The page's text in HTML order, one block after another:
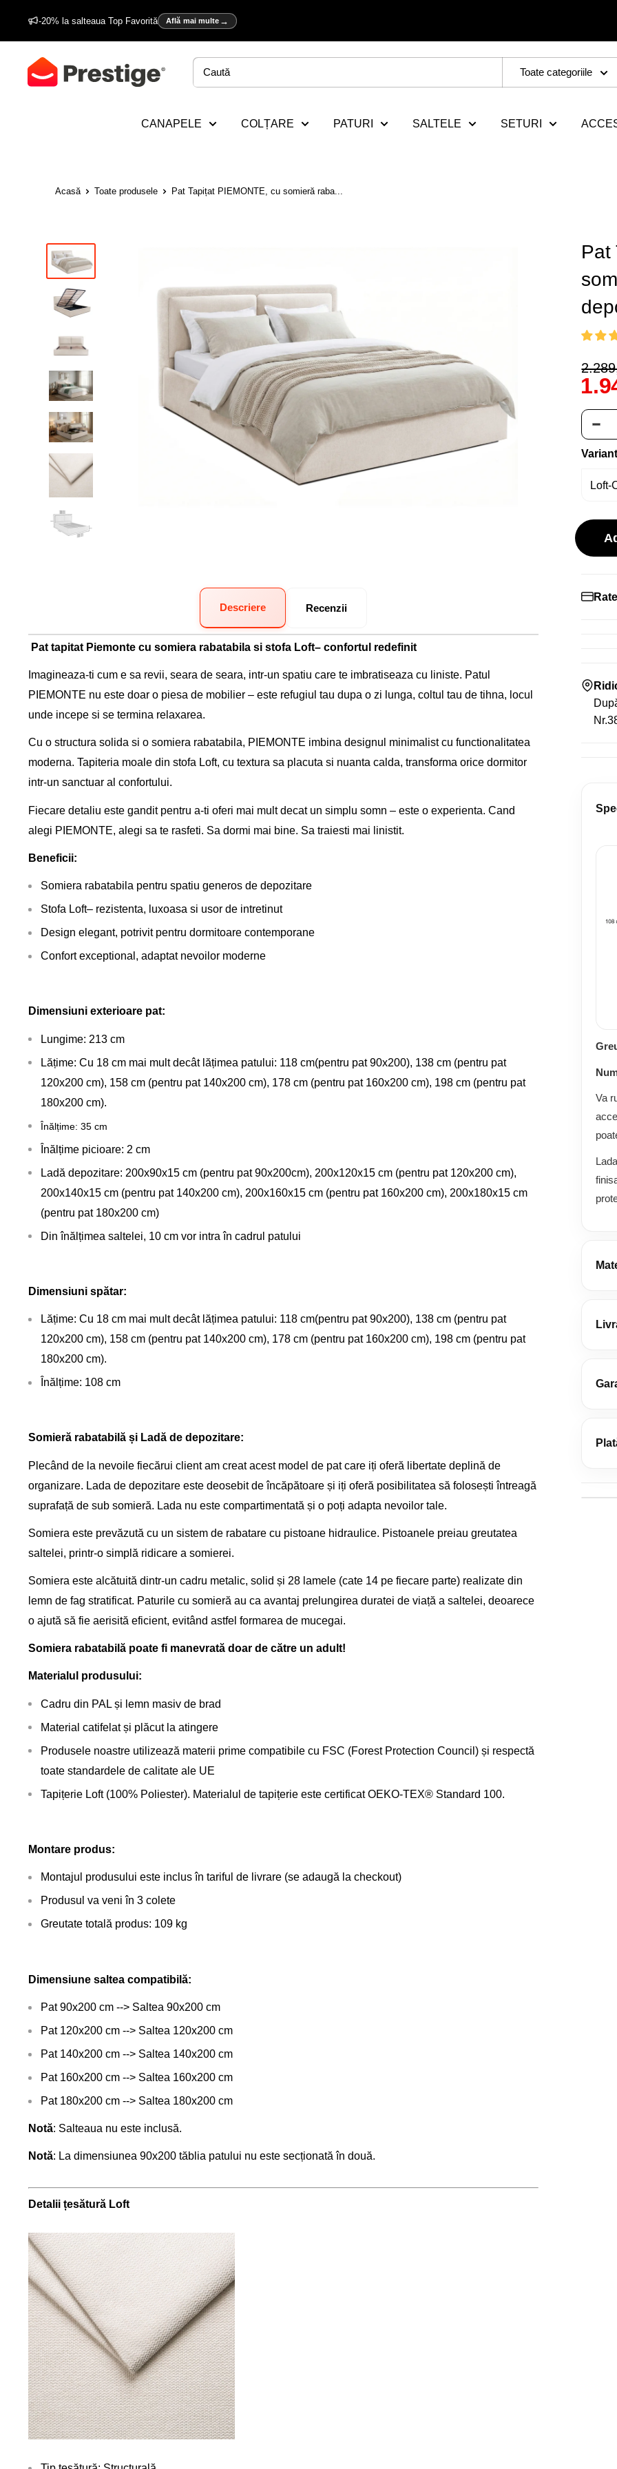
-20% la salteaua Top Favorită Află mai multe
Prestige
Home
Toate categoriile
CANAPELE COLȚARE PATURI SALTELE SETURI
Acasă Toate produsele Pat Tapițat PIEMONTE, cu somieră raba...
Pat
Va
din
Descriere Recenzii
Pat tapitat Piemonte cu somiera rabatabila si stofa Loft– confortul redefinit
Imagineaza-ti cum e sa revii, seara de seara, intr-un spatiu care te imbratiseaza cu liniste. Patul
PIEMONTE nu este doar o piesa de mobilier – este refugiul tau dupa o zi lunga, coltul tau de tihna, locul
unde incepe si se termina relaxarea.
Cu o structura solida si o somiera rabatabila, PIEMONTE imbina designul minimalist cu functionalitatea
moderna. Tapiteria moale din stofa Loft, cu textura sa placuta si nuanta calda, transforma orice dormitor
intr-un sanctuar al confortului.
Fiecare detaliu este gandit pentru a-ti oferi mai mult decat un simplu somn – este o experienta. Cand
alegi PIEMONTE, alegi sa te rasfeti. Sa dormi mai bine. Sa traiesti mai linistit.
Beneficii:
Somiera rabatabila pentru spatiu generos de depozitare
Stofa Loft– rezistenta, luxoasa si usor de intretinut
Design elegant, potrivit pentru dormitoare contemporane
Confort exceptional, adaptat nevoilor moderne
Dimensiuni exterioare pat:
Lungime: 213 cm
Lățime: Cu 18 cm mai mult decât lățimea patului: 118 cm(pentru pat 90x200), 138 cm (pentru pat
120x200 cm), 158 cm (pentru pat 140x200 cm), 178 cm (pentru pat 160x200 cm), 198 cm (pentru pat
180x200 cm).
Înălțime: 35 cm
Înălțime picioare: 2 cm
Ladă depozitare: 200x90x15 cm (pentru pat 90x200cm), 200x120x15 cm (pentru pat 120x200 cm),
200x140x15 cm (pentru pat 140x200 cm), 200x160x15 cm (pentru pat 160x200 cm), 200x180x15 cm
(pentru pat 180x200 cm)
Din înălțimea saltelei, 10 cm vor intra în cadrul patului
Dimensiuni spătar:
Lățime: Cu 18 cm mai mult decât lățimea patului: 118 cm(pentru pat 90x200), 138 cm (pentru pat
120x200 cm), 158 cm (pentru pat 140x200 cm), 178 cm (pentru pat 160x200 cm), 198 cm (pentru pat
180x200 cm).
Înălțime: 108 cm
Somieră rabatabilă și Ladă de depozitare:
Plecând de la nevoile fiecărui client am creat acest model de pat care iți oferă libertate deplină de
organizare. Lada de depozitare este deosebit de încăpătoare și iți oferă posibilitatea să folosești întreagă
suprafață de sub somieră. Lada nu este compartimentată și o poți adapta nevoilor tale.
Somiera este prevăzută cu un sistem de rabatare cu pistoane hidraulice. Pistoanele preiau greutatea
saltelei, printr-o simplă ridicare a somierei.
Somiera este alcătuită dintr-un cadru metalic, solid și 28 lamele (cate 14 pe fiecare parte) realizate din
lemn de fag stratificat. Paturile cu somieră au ca avantaj prelungirea duratei de viață a saltelei, deoarece
o ajută să fie aerisită eficient, evitând astfel formarea de mucegai.
Somiera rabatabilă poate fi manevrată doar de către un adult!
Materialul produsului:
Cadru din PAL și lemn masiv de brad
Material catifelatși plăcut la atingere
Produsele noastre utilizează materii prime compatibile cu FSC (Forest Protection Council) și respectă
toate standardele de calitate ale UE
Tapițerie Loft (100% Poliester). Materialul de tapițerie este certificat OEKO-TEX® Standard 100.
Montare produs:
Montajul produsului este inclus în tariful de livrare (se adaugă la checkout)
Produsul va veni în 3 colete
Greutate totală produs: 109 kg
Dimensiune saltea compatibilă:
Pat 90x200 cm --> Saltea 90x200 cm
Pat 120x200 cm --> Saltea 120x200 cm
Pat 140x200 cm --> Saltea 140x200 cm
Pat 160x200 cm --> Saltea 160x200 cm
Pat 180x200 cm --> Saltea 180x200 cm
Notă: Salteaua nu este inclusă.
Notă: La dimensiunea 90x200 tăblia patului nu este secționată în două.
Detalii țesătură Loft